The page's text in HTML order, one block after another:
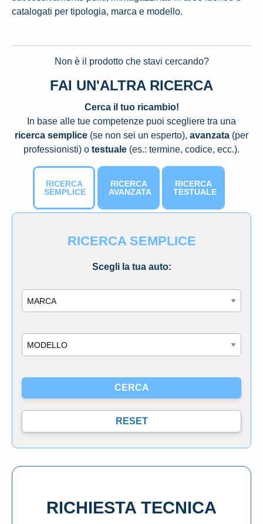
catalogati per tipologia, marca e modello.
Non è il prodotto che stavi cercando?
FAI UN'ALTRA RICERCA
Cerca il tuo ricambio!
In base alle tue competenze puoi scegliere tra una
ricerca semplice (se non sei un esperto), avanzata (per
professionisti) o testuale (es.: termine, codice, ecc.).
RICERCA
SEMPLICE
RICERCA
AVANZATA
RICERCA
TESTUALE
RICERCA SEMPLICE
Scegli la tua auto:
RICHIESTA TECNICA